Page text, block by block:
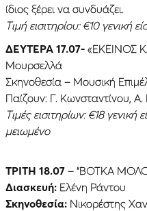
ίδιος ξέρει να συνδυάζει.
Τιμή εισιτηρίου: €10 γενική
ΔΕΥΤΈΡΑ 17.07- «ΕΚΕΙΝΟΣ
Μουρσελλά
Σκηνοθεσία – Μουσική
Παίζουν: Γ. Κωνσταντίνου,
Τιμές εισιτηρίων: €18
μειωμένο
ΤΡΙΤΗ 18.07 – “ΒΟΤΚΑ
Διασκευή: Ελένη Ράντου
Σκηνοθεσία: Νικορέστης